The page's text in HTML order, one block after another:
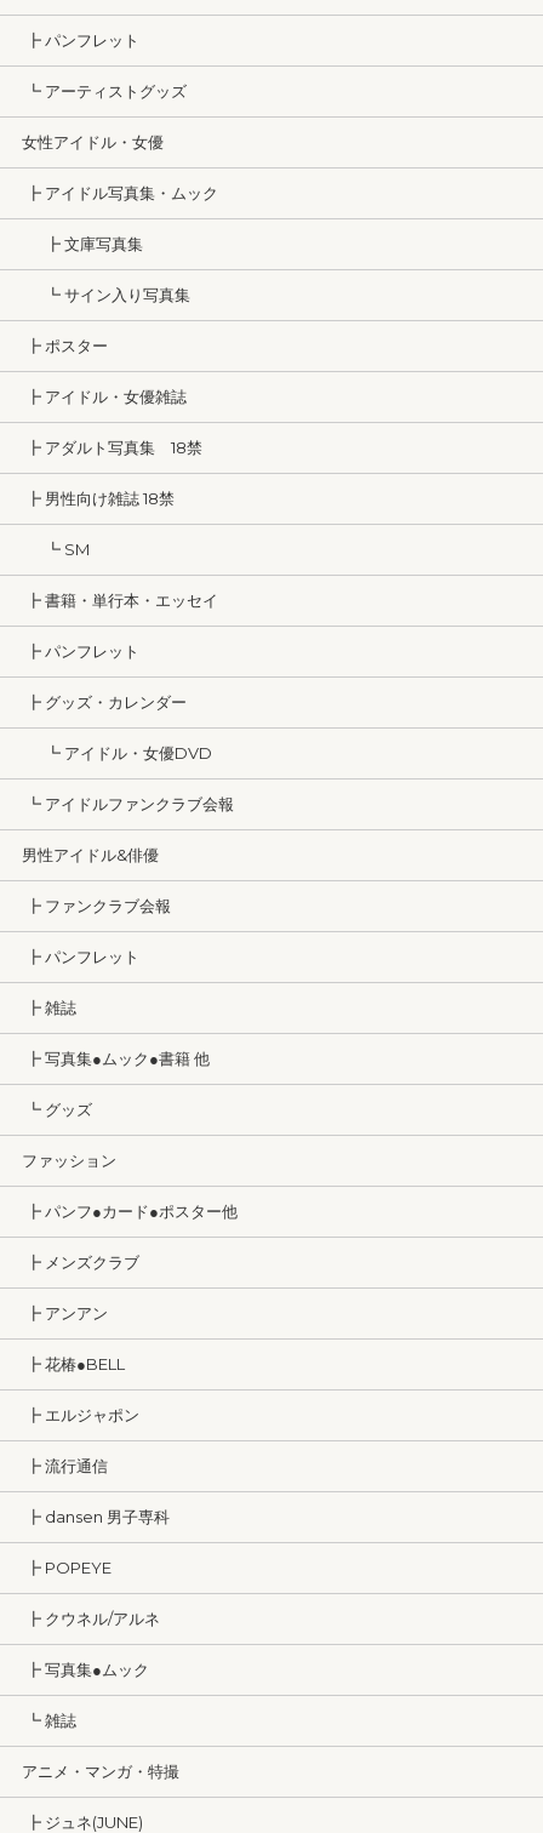
┣ パンフレット
┗ アーティストグッズ
女性アイドル・女優
┣ アイドル写真集・ムック
┣ 文庫写真集
┗ サイン入り写真集
┣ ポスター
┣ アイドル・女優雑誌
┣ アダルト写真集 18禁
┣ 男性向け雑誌 18禁
┗ SM
┣ 書籍・単行本・エッセイ
┣ パンフレット
┣ グッズ・カレンダー
┗ アイドル・女優DVD
┗ アイドルファンクラブ会報
男性アイドル&俳優
┣ ファンクラブ会報
┣ パンフレット
┣ 雑誌
┣ 写真集●ムック●書籍 他
┗ グッズ
ファッション
┣ パンフ●カード●ポスター他
┣ メンズクラブ
┣ アンアン
┣ 花椿●BELL
┣ エルジャポン
┣ 流行通信
┣ dansen 男子専科
┣ POPEYE
┣ クウネル/アルネ
┣ 写真集●ムック
┗ 雑誌
アニメ・マンガ・特撮
┣ ジュネ(JUNE)